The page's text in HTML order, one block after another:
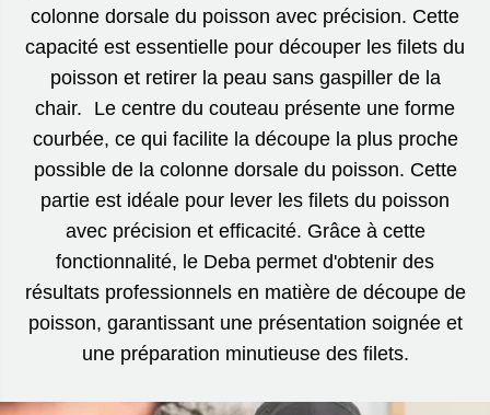
colonne dorsale du poisson avec précision. Cette
capacité est essentielle pour découper les filets du
poisson et retirer la peau sans gaspiller de la
chair. Le centre du couteau présente une forme
courbée, ce qui facilite la découpe la plus proche
possible de la colonne dorsale du poisson. Cette
partie est idéale pour lever les filets du poisson
avec précision et efficacité. Grâce à cette
fonctionnalité, le Deba permet d'obtenir des
résultats professionnels en matière de découpe de
poisson, garantissant une présentation soignée et
une préparation minutieuse des filets.